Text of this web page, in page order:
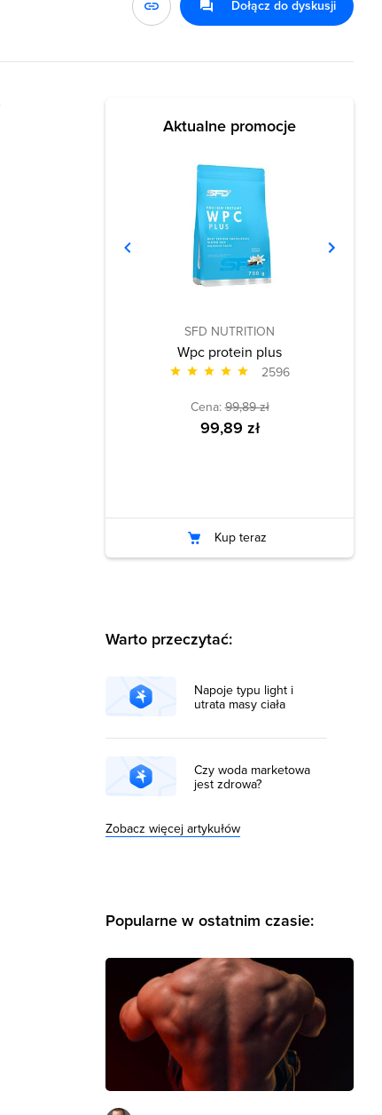
Dołącz do dyskusji
Aktualne promocje
SFD NUTRITION
Wpc protein plus
2596
Cena:99,89 zł
99,89 zł
Kup teraz
Warto przeczytać:
Napoje typu light i
utrata masy ciała
Czy woda marketowa
jest zdrowa?
Zobacz więcej artykułów
Popularne w ostatnim czasie: